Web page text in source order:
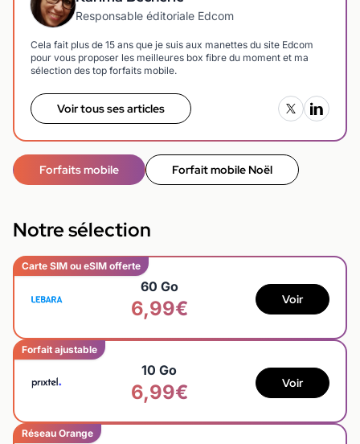
Responsable éditoriale Edcom
Cela fait plus de 15 ans que je suis aux manettes du site Edcom
pour vous proposer les meilleures box fibre du moment et ma
sélection des top forfaits mobile.
Voir tous ses articles
Forfaits mobile Forfait mobile Noël
Notre sélection
Carte SIM ou eSIM offerte
60 Go
6,99€ Voir
Forfait ajustable
10 Go
6,99€ Voir
Réseau Orange